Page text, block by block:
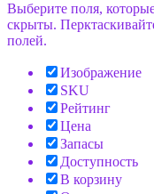
Выберите поля,
скрыты.
полей.
Изображение
SKU
Рейтинг
Цена
Запасы
Доступность
В корзину